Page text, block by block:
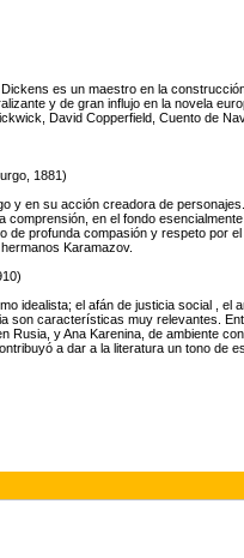
es un maestro en la
y de gran influjo en la novela
David Copperfield, Cuento de
1881)
y en su acción creadora de
en el fondo
de profunda compasión y respeto por
Karamazov.
idealista; el afán de justicia social , el
son características muy relevantes.
Rusia, y Ana Karenina, de ambiente
a dar a la literatura un tono de